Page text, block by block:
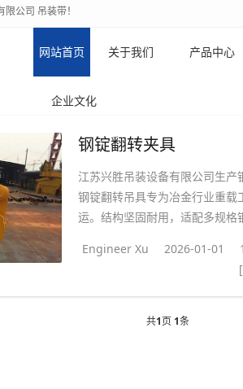
公司 吊装带！
网站首页 关于我们 产品中心
企业文化
钢锭翻转夹具
江苏兴胜吊装设备有限公司生产
钢锭翻转吊具专为冶金行业重
运。结构坚固耐用，适配多规
Engineer Xu 2026-01-01
共1页 1条